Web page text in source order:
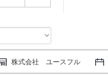
株式会社 ユースフル